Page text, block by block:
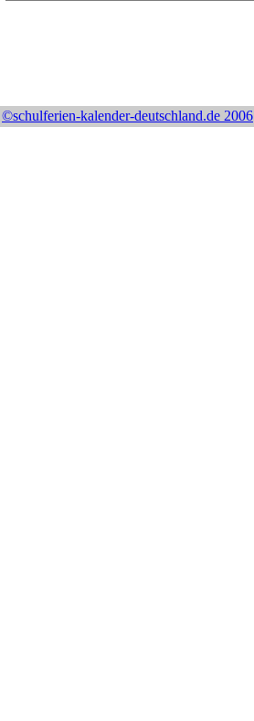
©schulferien-kalender-deutschland.de 2006